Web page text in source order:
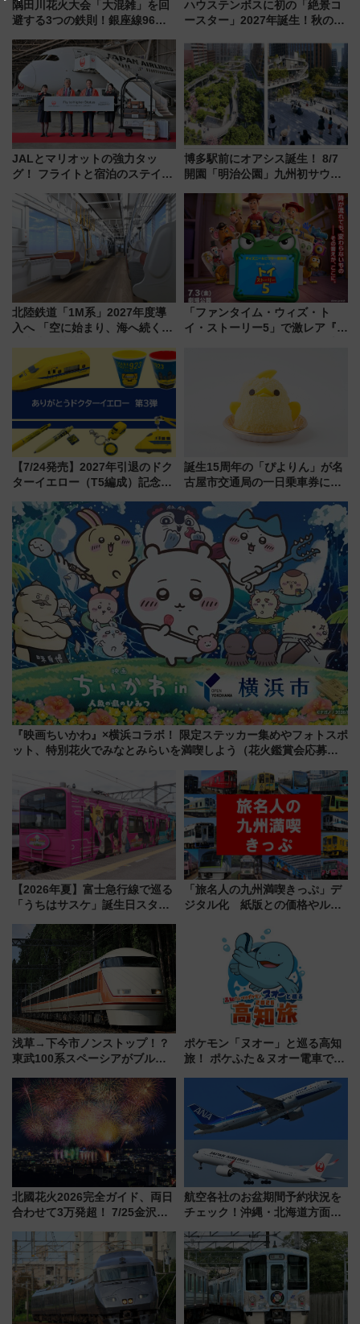
隅田川花火大会「大混雑」を回
避する3つの鉄則！銀座線96本
ツリー駅の規制まとめ 7/25開催
（2026年）
ハウステンボスに初の「絶景コ
ースター」2027年誕生！秋の
ろも一挙紹介
JALとマリオットの強力タッ
グ！ フライトと宿泊のステイタ
上級会員資格を効率よく獲得す
る方法を解説
博多駅前にオアシス誕生！ 8/7
開園「明治公園」九州初サウナ
品グルメ登場で駅前の過ごし方
はどう変わる？
北陸鉄道「1M系」2027年度導
入へ 「空に始まり、海へ続く」
神秘的なデザイン
「ファンタイム・ウィズ・ト
イ・ストーリー5」で激レア『ロ
【7/24発売】2027年引退のドク
ターイエロー（T5編成）記念グ
送の目覚まし時計など通販・販
売店舗まとめ
誕生15周年の「ぴよりん」が名
古屋市交通局の一日乗車券に！
定1万5000枚】
『映画ちいかわ』×横浜コラボ！ 限定ステッカー集めやフォトスポ
ット、特別花火でみなとみらいを満喫しよう（花火鑑賞会応募は
【2026年夏】富士急行線で巡る
「うちはサスケ」誕生日スタン
定グルメ＆グッズ徹底ガイド
「旅名人の九州満喫きっぷ」デ
ジタル化 紙版との価格やルー
浅草→下今市ノンストップ！？
東武100系スペーシアがブルー
ー当時の停車駅」を再現 運転
時刻や特急券の買い方を紹介
ポケモン「ヌオー」と巡る高知
旅！ ポケふた＆ヌオー電車で楽
路の絶景と絶品グルメを満喫！
（7月18日スタート）
北國花火2026完全ガイド、両日
合わせて3万発超！ 7/25金沢大
会の日程・アクセス・観覧席ま
とめ（石川県）
航空各社のお盆期間予約状況を
チェック！沖縄・北海道方面は
日は？